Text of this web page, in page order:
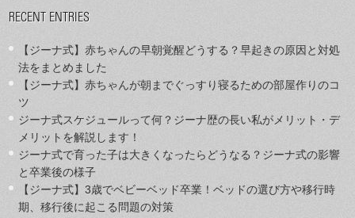
RECENT ENTRIES
【ジーナ式】赤ちゃんの早朝覚醒どうする？早起きの原因と対処
法をまとめました
【ジーナ式】赤ちゃんが朝までぐっすり寝るための部屋作りのコ
ツ
ジーナ式スケジュールって何？ジーナ歴の長い私がメリット・デ
メリットを解説します！
ジーナ式で育った子は大きくなったらどうなる？ジーナ式の影響
と卒業後の様子
【ジーナ式】3歳でベビーベッド卒業！ベッドの選び方や移行時
期、移行後に起こる問題の対策